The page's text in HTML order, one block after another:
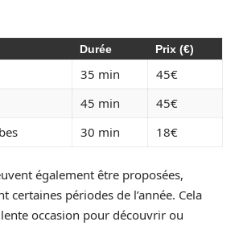
Durée Prix (€)
35 min
45€
45 min
45€
30 min 18€
également être proposées,
certaines périodes de l’année. Cela
occasion pour découvrir ou